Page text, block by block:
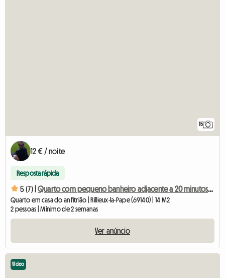
15
12 € / noite
Resposta rápida
5 (7) | Quarto com pequeno banheiro adjacente a 20 minutos de La Doua
Quarto em casa do anfitrião | Rillieux-la-Pape (69140) | 14 M2
2 pessoas | Mínimo de 2 semanas
Ver anúncio
Vídeo